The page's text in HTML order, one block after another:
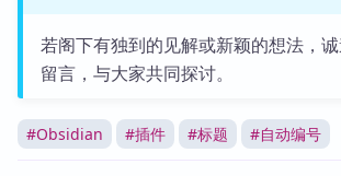
若阁下有独到的见解或新颖的想法，
留言，与大家共同探讨。
#Obsidian #插件 #标题 #自动编号